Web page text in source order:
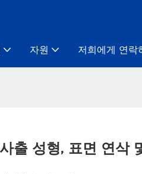
자원 저희에게 연락
사출 성형, 표면 연삭